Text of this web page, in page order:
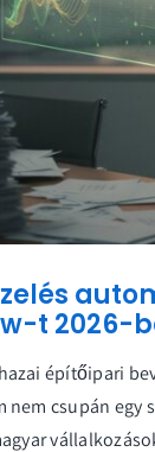
t 2026-
építőipari
nem csupán